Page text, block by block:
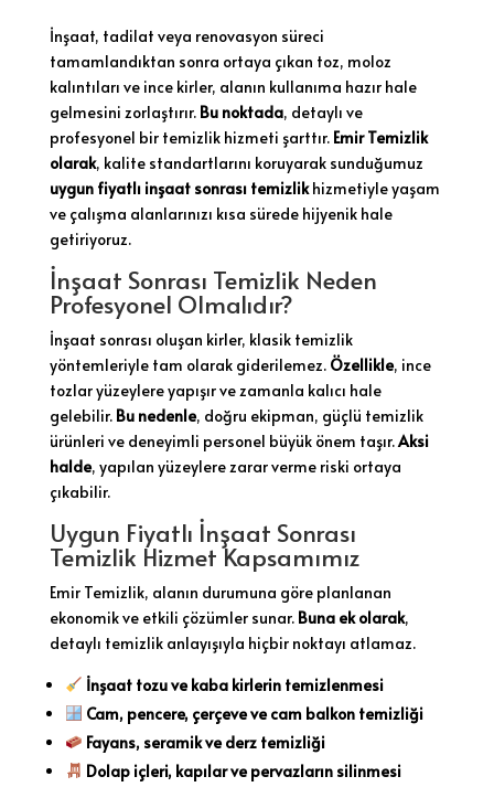
İnşaat, tadilat veya renovasyon süreci
tamamlandıktan sonra ortaya çıkan toz, moloz
kalıntıları ve ince kirler, alanın kullanıma hazır hale
gelmesini zorlaştırır. Bu noktada, detaylı ve
profesyonel bir temizlik hizmeti şarttır. Emir Temizlik
olarak, kalite standartlarını koruyarak sunduğumuz
uygun fiyatlı inşaat sonrası temizlikhizmetiyle yaşam
ve çalışma alanlarınızı kısa sürede hijyenik hale
getiriyoruz.
İnşaat Sonrası Temizlik Neden
Profesyonel Olmalıdır?
İnşaat sonrası oluşan kirler, klasik temizlik
yöntemleriyle tam olarak giderilemez. Özellikle, ince
tozlar yüzeylere yapışır ve zamanla kalıcı hale
gelebilir. Bu nedenle, doğru ekipman, güçlü temizlik
ürünleri ve deneyimli personel büyük önem taşır.Aksi
halde, yapılan yüzeylere zarar verme riski ortaya
çıkabilir.
Uygun Fiyatlı İnşaat Sonrası
Temizlik Hizmet Kapsamımız
Emir Temizlik, alanın durumuna göre planlanan
ekonomik ve etkili çözümler sunar. Buna ek olarak,
detaylı temizlik anlayışıyla hiçbir noktayı atlamaz.
İnşaat tozu ve kaba kirlerin temizlenmesi
Cam, pencere, çerçeve ve cam balkon temizliği
Fayans, seramik ve derz temizliği
Dolap içleri, kapılar ve pervazların silinmesi